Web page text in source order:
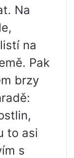
Na
na
Pak
brzy
to asi
s